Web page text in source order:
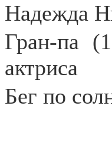
Надежда
Гран-па
актриса
Бег по